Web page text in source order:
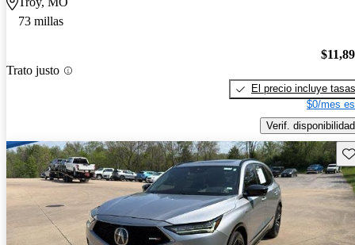
73 millas
Trato justo
El precio incluye tasas
$0/mes
Verif. disponibilidad